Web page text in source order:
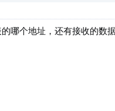
哪个地址，还有接收的数